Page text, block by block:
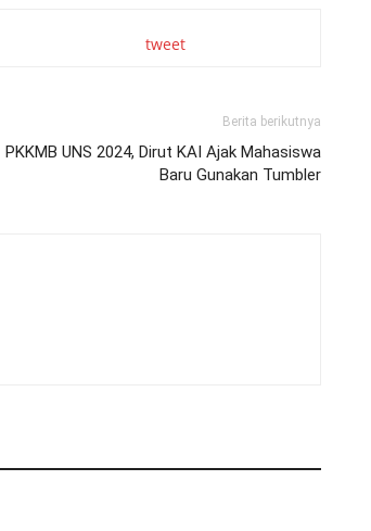
tweet
Berita berikutnya
PKKMB UNS 2024, Dirut KAI Ajak Mahasiswa
Baru Gunakan Tumbler